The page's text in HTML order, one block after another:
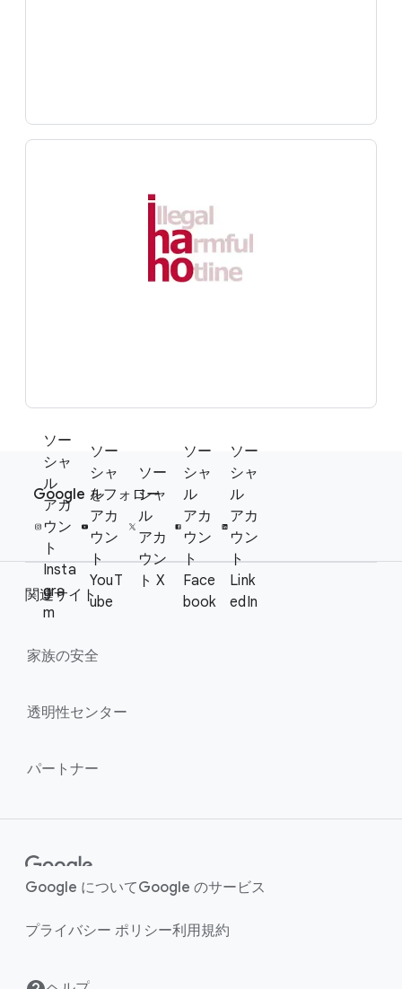
e
o
c
l
M
d
e
Google を​フォロー
ソー
シャ
ル
アカ
ウン
ト
Insta
gra
m
ソー
シャ
ル
アカ
ウン
ト
YouT
ube
ソー
シャ
ル
アカ
ウン
ト X
ソー
シャ
ル
アカ
ウン
ト
Face
book
ソー
シャ
ル
アカ
ウン
ト
Link
edIn
関連サイト
家族の​安全
透明性センター
パートナー
Google に​ついてGoogle の​サービス
プライバシー ポリシー利用規約